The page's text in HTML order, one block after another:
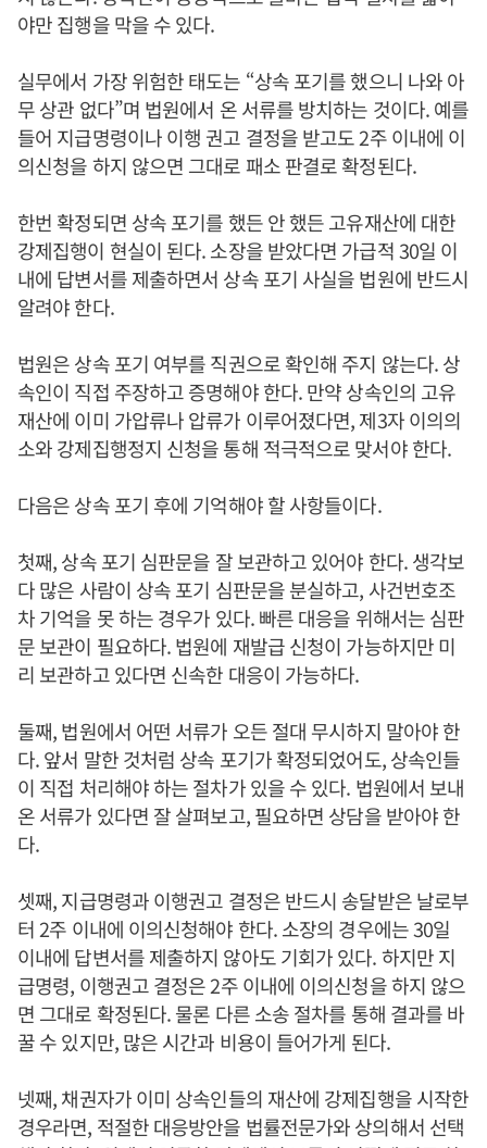
야만 집행을 막을 수 있다.
실무에서 가장 위험한 태도는 “상속 포기를 했으니 나와 아
무 상관 없다”며 법원에서 온 서류를 방치하는 것이다. 예를
들어 지급명령이나 이행 권고 결정을 받고도 2주 이내에 이
의신청을 하지 않으면 그대로 패소 판결로 확정된다.
한번 확정되면 상속 포기를 했든 안 했든 고유재산에 대한
강제집행이 현실이 된다. 소장을 받았다면 가급적 30일 이
내에 답변서를 제출하면서 상속 포기 사실을 법원에 반드시
알려야 한다.
법원은 상속 포기 여부를 직권으로 확인해 주지 않는다. 상
속인이 직접 주장하고 증명해야 한다. 만약 상속인의 고유
재산에 이미 가압류나 압류가 이루어졌다면, 제3자 이의의
소와 강제집행정지 신청을 통해 적극적으로 맞서야 한다.
다음은 상속 포기 후에 기억해야 할 사항들이다.
첫째, 상속 포기 심판문을 잘 보관하고 있어야 한다. 생각보
다 많은 사람이 상속 포기 심판문을 분실하고, 사건번호조
차 기억을 못 하는 경우가 있다. 빠른 대응을 위해서는 심판
문 보관이 필요하다. 법원에 재발급 신청이 가능하지만 미
리 보관하고 있다면 신속한 대응이 가능하다.
둘째, 법원에서 어떤 서류가 오든 절대 무시하지 말아야 한
다. 앞서 말한 것처럼 상속 포기가 확정되었어도, 상속인들
이 직접 처리해야 하는 절차가 있을 수 있다. 법원에서 보내
온 서류가 있다면 잘 살펴보고, 필요하면 상담을 받아야 한
다.
셋째, 지급명령과 이행권고 결정은 반드시 송달받은 날로부
터 2주 이내에 이의신청해야 한다. 소장의 경우에는 30일
이내에 답변서를 제출하지 않아도 기회가 있다. 하지만 지
급명령, 이행권고 결정은 2주 이내에 이의신청을 하지 않으
면 그대로 확정된다. 물론 다른 소송 절차를 통해 결과를 바
꿀 수 있지만, 많은 시간과 비용이 들어가게 된다.
넷째, 채권자가 이미 상속인들의 재산에 강제집행을 시작한
경우라면, 적절한 대응방안을 법률전문가와 상의해서 선택